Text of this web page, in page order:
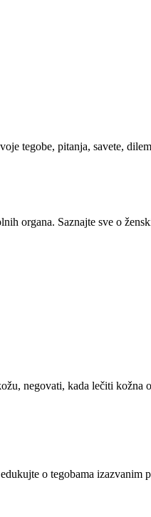
tegobe, pitanja, savete,
organa. Saznajte sve o
negovati, kada lečiti kožna
o tegobama